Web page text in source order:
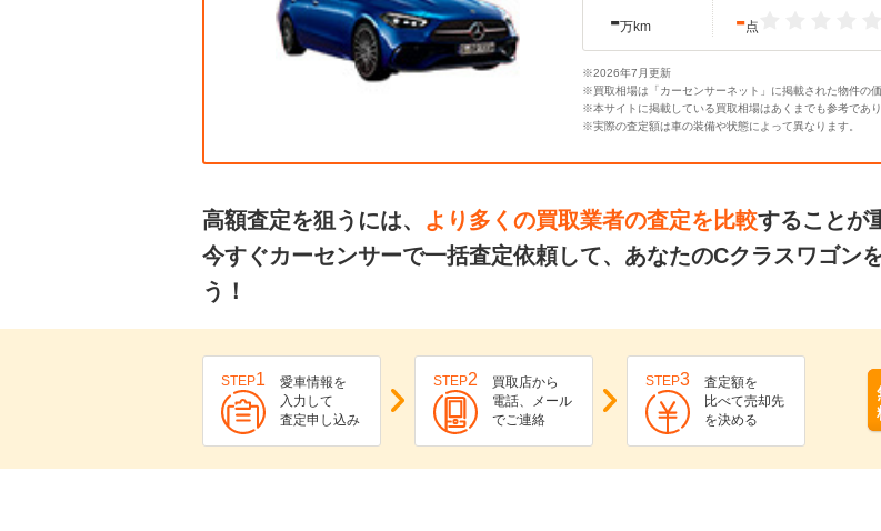
-万km -点
※2026年7月更新
※買取相場は「カーセンサーネット」に掲載された物件の
※本サイトに掲載している買取相場はあくまでも参考であ
※実際の査定額は車の装備や状態によって異なります。
高額査定を狙うには、 より多くの買取業者の査定を比較することが
今すぐカーセンサーで一括査定依頼して、あなたのCクラスワゴン
う！
STEP1
愛車情報を
入力して
査定申し込み
STEP2
買取店から
電話、メール
でご連絡
STEP3
査定額を
比べて売却先
を決める